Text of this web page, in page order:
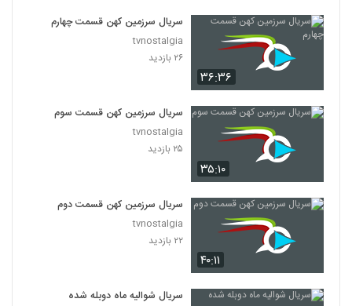
۳۶:۳۶
سریال سرزمین کهن قسمت چهارم
tvnostalgia
۲۶ بازدید
۳۵:۱۰
سریال سرزمین کهن قسمت سوم
tvnostalgia
۲۵ بازدید
۴۰:۱۱
سریال سرزمین کهن قسمت دوم
tvnostalgia
۲۲ بازدید
سریال شوالیه ماه دوبله شده